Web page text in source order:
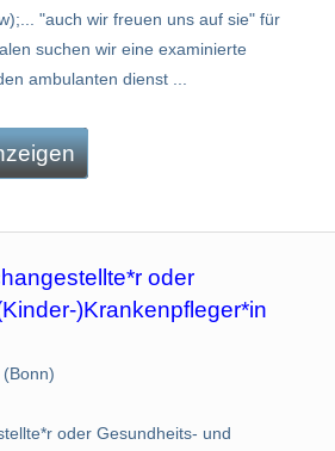
"auch wir freuen uns auf sie" für
suchen wir eine examinierte
ambulanten dienst ...
oder
)Krankenpfleger*in
oder Gesundheits- und